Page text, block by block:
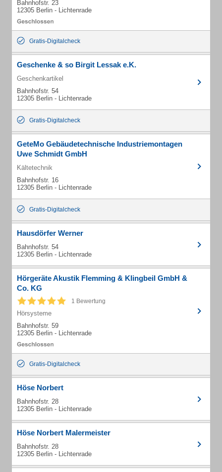
Bahnhofstr. 23
12305 Berlin - Lichtenrade
Gratis-Digitalcheck
Geschenke & so Birgit Lessak e.K.
Geschenkartikel
Bahnhofstr. 54
12305 Berlin - Lichtenrade
Gratis-Digitalcheck
GeteMo Gebäudetechnische Industriemontagen
Uwe Schmidt GmbH
Kältetechnik
Bahnhofstr. 16
12305 Berlin - Lichtenrade
Gratis-Digitalcheck
Hausdörfer Werner
Bahnhofstr. 54
12305 Berlin - Lichtenrade
Hörgeräte Akustik Flemming & Klingbeil GmbH &
Co. KG
1 Bewertung
Hörsysteme
Bahnhofstr. 59
12305 Berlin - Lichtenrade
Gratis-Digitalcheck
Höse Norbert
Bahnhofstr. 28
12305 Berlin - Lichtenrade
Höse Norbert Malermeister
Bahnhofstr. 28
12305 Berlin - Lichtenrade